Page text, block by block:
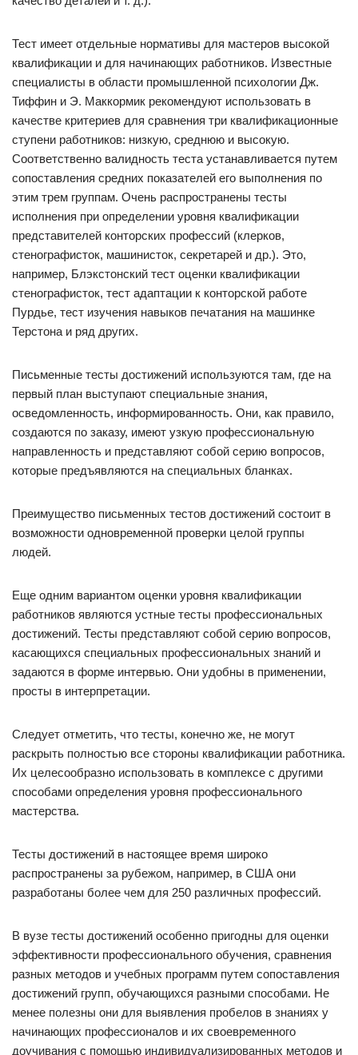
Тест имеет отдельные нормативы для мастеров высокой
квалификации и для начинающих работников. Известные
специалисты в области промышленной психологии Дж.
Тиффин и Э. Маккормик рекомендуют использовать в
качестве критериев для сравнения три квалификационные
ступени работников: низкую, среднюю и высокую.
Соответственно валидность теста устанавливается путем
сопоставления средних показателей его выполнения по
этим трем группам. Очень распространены тесты
исполнения при определении уровня квалификации
представителей конторских профессий (клерков,
стенографисток, машинисток, секретарей и др.). Это,
например, Блэкстонский тест оценки квалификации
стенографисток, тест адаптации к конторской работе
Пурдье, тест изучения навыков печатания на машинке
Терстона и ряд других.
Письменные тесты достижений используются там, где на
первый план выступают специальные знания,
осведомленность, информированность. Они, как правило,
создаются по заказу, имеют узкую профессиональную
направленность и представляют собой серию вопросов,
которые предъявляются на специальных бланках.
Преимущество письменных тестов достижений состоит в
возможности одновременной проверки целой группы
людей.
Еще одним вариантом оценки уровня квалификации
работников являются устные тесты профессиональных
достижений. Тесты представляют собой серию вопросов,
касающихся специальных профессиональных знаний и
задаются в форме интервью. Они удобны в применении,
просты в интерпретации.
Следует отметить, что тесты, конечно же, не могут
раскрыть полностью все стороны квалификации работника.
Их целесообразно использовать в комплексе с другими
способами определения уровня профессионального
мастерства.
Тесты достижений в настоящее время широко
распространены за рубежом, например, в США они
разработаны более чем для 250 различных профессий.
В вузе тесты достижений особенно пригодны для оценки
эффективности профессионального обучения, сравнения
разных методов и учебных программ путем сопоставления
достижений групп, обучающихся разными способами. Не
менее полезны они для выявления пробелов в знаниях у
начинающих профессионалов и их своевременного
доучивания с помощью индивидуализированных методов и